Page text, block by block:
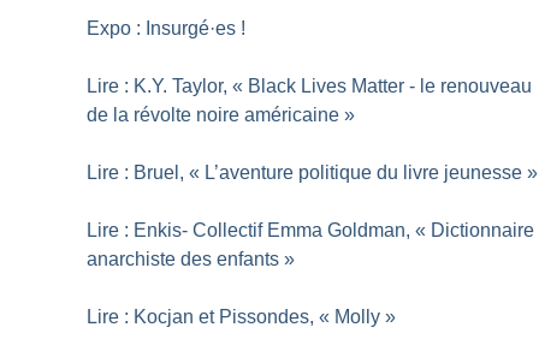
Expo : Insurgé·es !
Lire : K.Y. Taylor, « Black Lives Matter - le renouveau
de la révolte noire américaine »
Lire : Bruel, « L’aventure politique du livre jeunesse »
Lire : Enkis- Collectif Emma Goldman, « Dictionnaire
anarchiste des enfants »
Lire : Kocjan et Pissondes, « Molly »